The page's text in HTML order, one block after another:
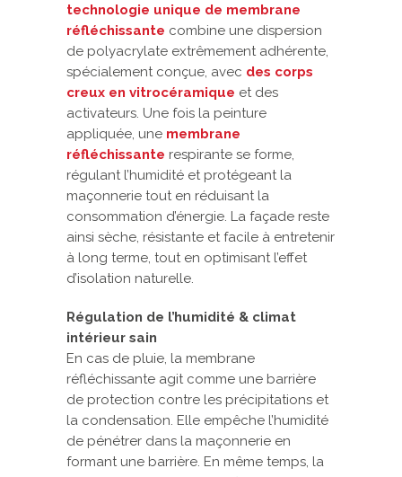
technologie unique de membrane
réfléchissante combine une dispersion
de polyacrylate extrêmement adhérente,
spécialement conçue, avec des corps
creux en vitrocéramique et des
activateurs. Une fois la peinture
appliquée, une membrane
réfléchissante respirante se forme,
régulant l’humidité et protégeant la
maçonnerie tout en réduisant la
consommation d’énergie. La façade reste
ainsi sèche, résistante et facile à entretenir
à long terme, tout en optimisant l’effet
d’isolation naturelle.
Régulation de l’humidité & climat
intérieur sain
En cas de pluie, la membrane
réfléchissante agit comme une barrière
de protection contre les précipitations et
la condensation. Elle empêche l’humidité
de pénétrer dans la maçonnerie en
formant une barrière. En même temps, la